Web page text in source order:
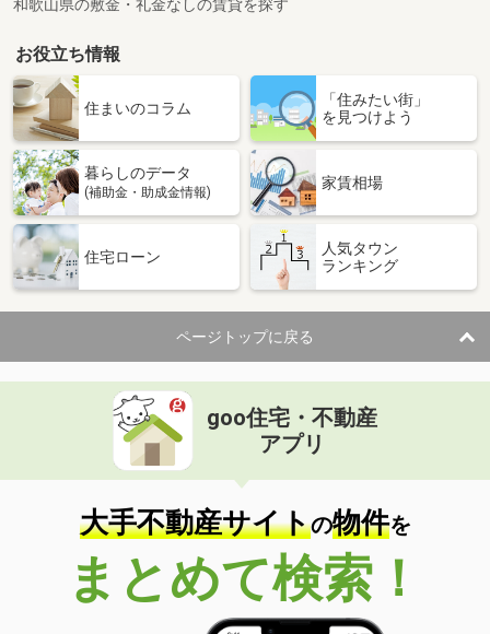
間取り
1K
和歌山県和歌山市新在家
価 格
5.25万円
和歌山県和歌山市新在家
専有面積 32.94m²
間取り
ワンルーム
和歌山県和歌山市北新博労町
住 所
和歌山県和歌山市北新博労町
専有面積 19.87m²
間取り
1K
和歌山県和歌山市中之島
価 格
住 所
和歌山県和歌山市中之島
専有面積 34.46m²
間取り
1LDK
和歌山県和歌山市和歌浦南２丁目
価 格
5.28万円
和歌山県和歌山市和歌浦南２丁目
和歌山県の敷金・礼金なしの賃貸を探す
お役立ち情報
住まいのコラム
「住みたい街」
を見つけよう
暮らしのデータ
(補助金・助成金情報)
家賃相場
住宅ローン
人気タウン
ランキング
ページトップに戻る
goo住宅・不動産
アプリ
大手不動産サイトの物件を
まとめて検索！